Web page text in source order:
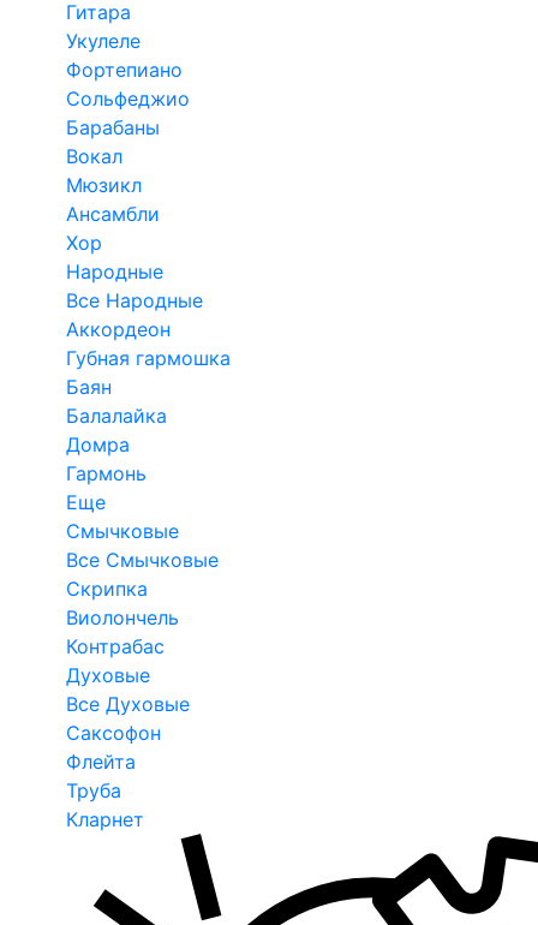
Гитара
Укулеле
Фортепиано
Сольфеджио
Барабаны
Вокал
Мюзикл
Ансамбли
Хор
Народные
Все Народные
Аккордеон
Губная гармошка
Баян
Балалайка
Домра
Гармонь
Еще
Смычковые
Все Смычковые
Скрипка
Виолончель
Контрабас
Духовые
Все Духовые
Саксофон
Флейта
Труба
Кларнет